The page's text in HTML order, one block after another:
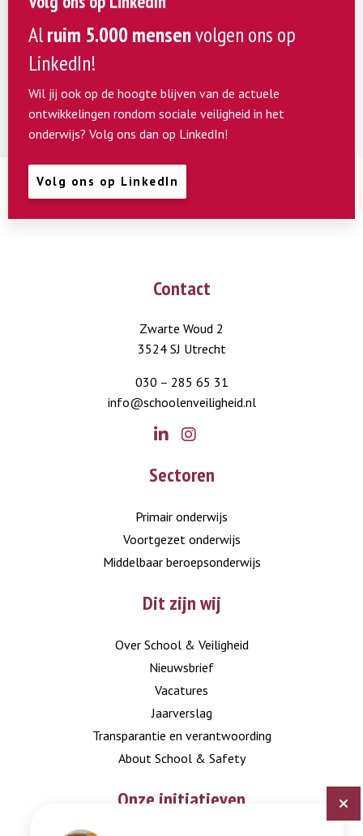
Alruim 5.000 mensenvolgen ons op
LinkedIn!
Wil jij ook op de hoogte blijven van de actuele
ontwikkelingen rondom sociale veiligheid in het
onderwijs? Volg ons dan op LinkedIn!
Volg ons op LinkedIn
Contact
Zwarte Woud 2
3524 SJ Utrecht
030 – 285 65 31
info@schoolenveiligheid.nl
Sectoren
Primair onderwijs
Voortgezet onderwijs
Middelbaar beroepsonderwijs
Dit zijn wij
Over School & Veiligheid
Nieuwsbrief
Vacatures
Jaarverslag
Transparantie en verantwoording
About School & Safety
Onze initiatieven